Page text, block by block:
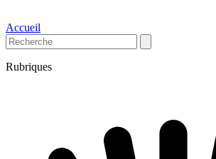
Accueil
Rubriques